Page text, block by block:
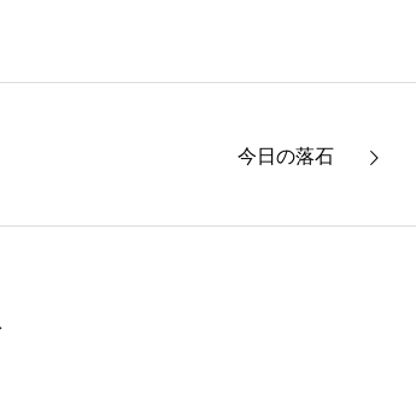
今日の落石